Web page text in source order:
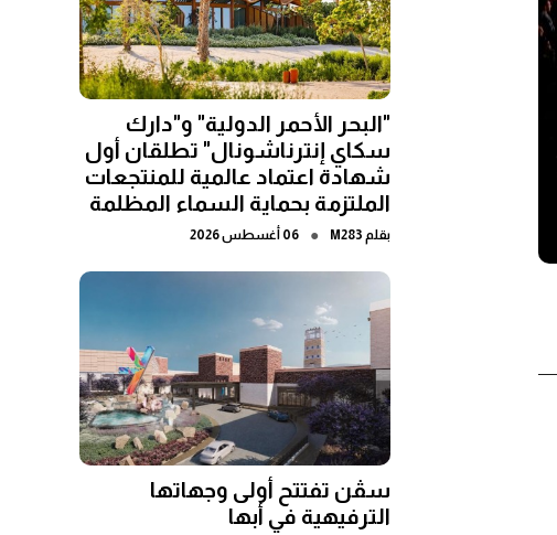
"البحر الأحمر الدولية" و"دارك
سكاي إنترناشونال" تطلقان أول
شهادة اعتماد عالمية للمنتجعات
الملتزمة بحماية السماء المظلمة
بقلم M283
● 06 أغسطس 2026
سڤن تفتتح أولى وجهاتها
الترفيهية في أبها